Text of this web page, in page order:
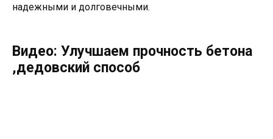
надежными и долговечными.
Видео: Улучшаем прочность бетона
,дедовский способ